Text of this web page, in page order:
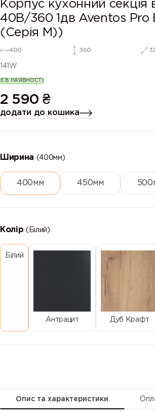
Корпус кухонний секцiя
40В/360 1дв Aventos Pro
(Серія М))
400 360
141W
Є В НАЯВНОСТІ
2 590 ₴
додати до кошика
Ширина (400мм)
400мм 450мм
Колір(Білий)
Білий
Антрацит Дуб Крафт
Опис та характеристики